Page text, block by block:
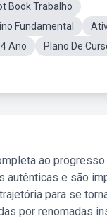
Book Trabalho
Fundamental
Ano
Plano De
ao
autênticas e são
para se
por renomadas